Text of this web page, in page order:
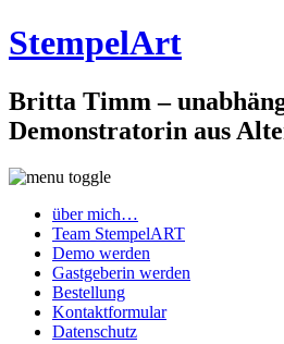
StempelArt
Britta Timm –
Demonstratorin aus
über mich…
Team StempelART
Demo werden
Gastgeberin werden
Bestellung
Kontaktformular
Datenschutz